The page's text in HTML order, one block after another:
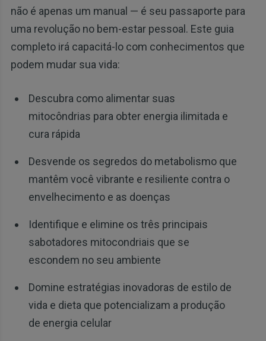
não é apenas um manual — é seu passaporte para
uma revolução no bem-estar pessoal. Este guia
completo irá capacitá-lo com conhecimentos que
podem mudar sua vida:
Descubra como alimentar suas
mitocôndrias para obter energia ilimitada e
cura rápida
Desvende os segredos do metabolismo que
mantêm você vibrante e resiliente contra o
envelhecimento e as doenças
Identifique e elimine os três principais
sabotadores mitocondriais que se
escondem no seu ambiente
Domine estratégias inovadoras de estilo de
vida e dieta que potencializam a produção
de energia celular